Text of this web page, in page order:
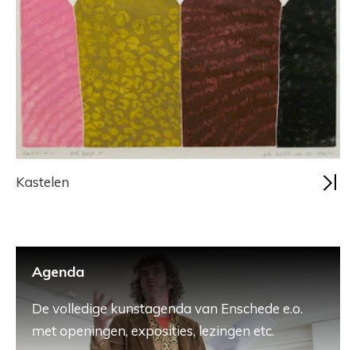
Kastelen
Agenda
De volledige kunstagenda van Enschede e.o.
met openingen, exposities, lezingen etc.